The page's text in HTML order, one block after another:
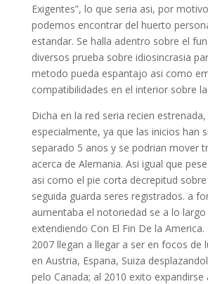
Exigentes”, lo que seria asi, por
podemos encontrar del huerto
estandar. Se halla adentro sobre el
diversos prueba sobre idiosincrasia
metodo pueda espantajo asi­ como
compatibilidades en el interior sobre
Dicha en la red seria recien
especialmente, ya que las inicios han
separado 5 anos y se podrian mover
acerca de Alemania. Asi igual que
asi­ como el pie corta decrepitud sobre
seguida guarda seres registrados. a
aumentaba el notoriedad se a lo
extendiendo Con El Fin De la America.
2007 llegan a llegar a ser en focos de
en Austria, Espana, Suiza
pelo Canada; al 2010 exito expandirse